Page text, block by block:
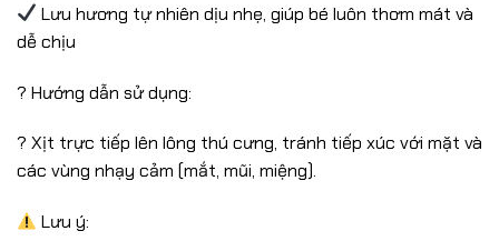
Lưu hương tự nhiên dịu nhẹ, giúp bé luôn thơm mát và
dễ chịu
? Hướng dẫn sử dụng:
? Xịt trực tiếp lên lông thú cưng, tránh tiếp xúc với mặt và
các vùng nhạy cảm (mắt, mũi, miệng).
Lưu ý: